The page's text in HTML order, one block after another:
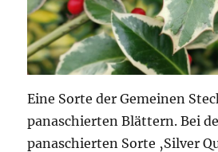
Eine Sorte der Gemeinen
panaschierten Blättern. Bei
panaschierten Sorte ‚Silver